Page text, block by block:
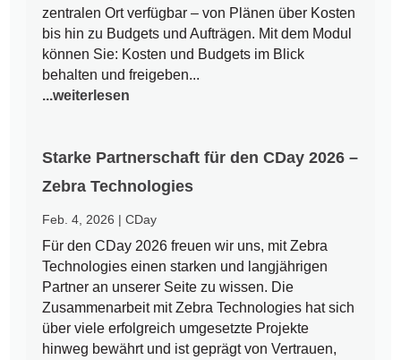
zentralen Ort verfügbar – von Plänen über Kosten
bis hin zu Budgets und Aufträgen. Mit dem Modul
können Sie: Kosten und Budgets im Blick
behalten und freigeben...
...weiterlesen
Starke Partnerschaft für den CDay 2026 –
Zebra Technologies
Feb. 4, 2026 |CDay
Für den CDay 2026 freuen wir uns, mit Zebra
Technologies einen starken und langjährigen
Partner an unserer Seite zu wissen. Die
Zusammenarbeit mit Zebra Technologies hat sich
über viele erfolgreich umgesetzte Projekte
hinweg bewährt und ist geprägt von Vertrauen,